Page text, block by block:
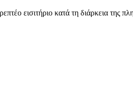
εισιτήριο κατά τη διάρκεια της